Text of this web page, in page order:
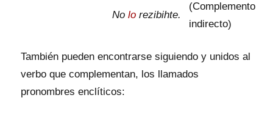
Nolo rezibihte.
(Complemento
indirecto)
También pueden encontrarse siguiendo y unidos al
verbo que complementan, los llamados
pronombres enclíticos: